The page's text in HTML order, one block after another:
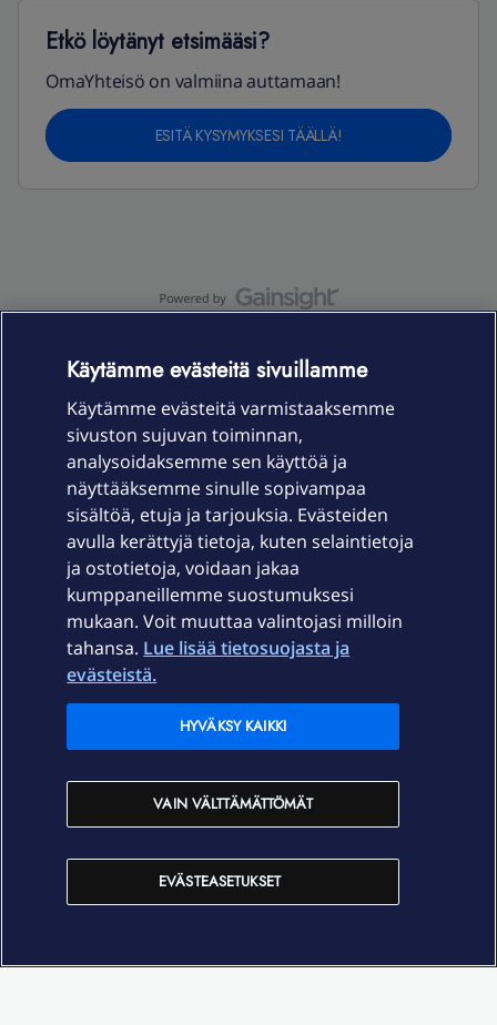
Etkö löytänyt etsimääsi?
OmaYhteisö on valmiina auttamaan!
ESITÄ KYSYMYKSESI TÄÄLLÄ!
Laitteet & liittymät
Palvelut
Ajankohtaista
Elisa Oyj
In English
Käytämme evästeitä sivuillamme
Käytämme evästeitä varmistaaksemme
sivuston sujuvan toiminnan,
analysoidaksemme sen käyttöä ja
näyttääksemme sinulle sopivampaa
sisältöä, etuja ja tarjouksia. Evästeiden
avulla kerättyjä tietoja, kuten selaintietoja
ja ostotietoja, voidaan jakaa
kumppaneillemme suostumuksesi
mukaan. Voit muuttaa valintojasi milloin
tahansa. Lue lisää tietosuojasta ja
evästeistä.
EVÄSTEASETUKSET
VAIN VÄLTTÄMÄTTÖMÄT
HYVÄKSY KAIKKI